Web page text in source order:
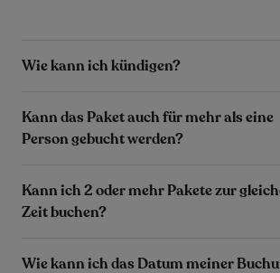
Wie kann ich kündigen?
Kann das Paket auch für mehr als eine
Person gebucht werden?
Kann ich 2 oder mehr Pakete zur
Zeit buchen?
Wie kann ich das Datum meiner